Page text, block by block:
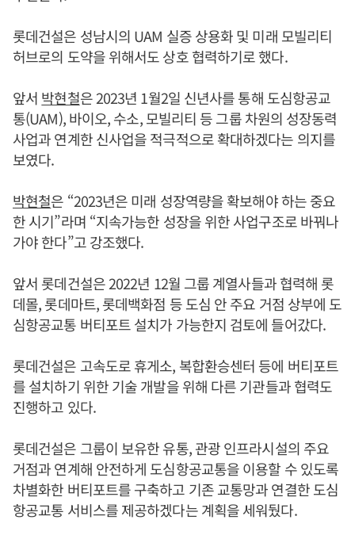
롯데건설은 성남시의 UAM 실증 상용화 및 미래 모빌리티
허브로의 도약을 위해서도 상호 협력하기로 했다.
앞서 박현철은 2023년 1월2일 신년사를 통해 도심항공교
통(UAM), 바이오, 수소, 모빌리티 등 그룹 차원의 성장동력
사업과 연계한 신사업을 적극적으로 확대하겠다는 의지를
보였다.
박현철은 “2023년은 미래 성장역량을 확보해야 하는 중요
한 시기”라며 “지속가능한 성장을 위한 사업구조로 바꿔나
가야 한다”고 강조했다.
앞서 롯데건설은 2022년 12월 그룹 계열사들과 협력해 롯
데몰, 롯데마트, 롯데백화점 등 도심 안 주요 거점 상부에 도
심항공교통 버티포트 설치가 가능한지 검토에 들어갔다.
롯데건설은 고속도로 휴게소, 복합환승센터 등에 버티포트
를 설치하기 위한 기술 개발을 위해 다른 기관들과 협력도
진행하고 있다.
롯데건설은 그룹이 보유한 유통, 관광 인프라시설의 주요
거점과 연계해 안전하게 도심항공교통을 이용할 수 있도록
차별화한 버티포트를 구축하고 기존 교통망과 연결한 도심
항공교통 서비스를 제공하겠다는 계획을 세워뒀다.